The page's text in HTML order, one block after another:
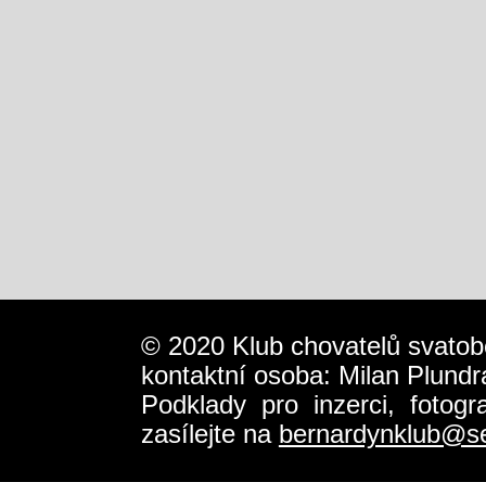
© 2020 Klub chovatelů
kontaktní osoba: Milan
Podklady pro inzerci,
zasílejte na